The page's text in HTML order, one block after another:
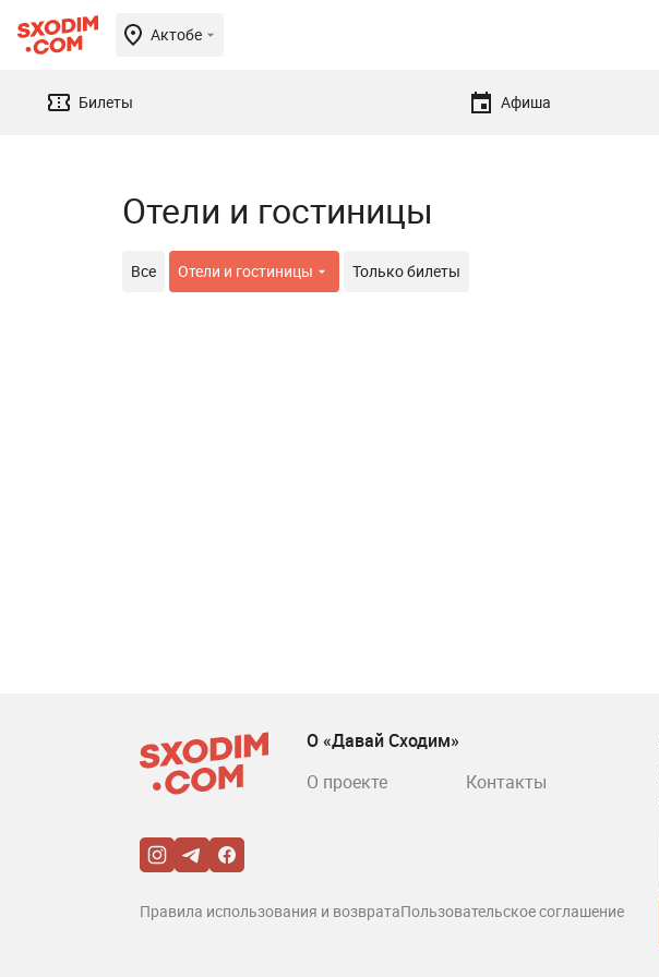
Актобе
Билеты Афиша
Отели и гостиницы
Все Отели и гостиницы Только билеты
О «Давай Сходим»
О проекте
Контакты
Правила использования и возвратаПользовательское соглашение